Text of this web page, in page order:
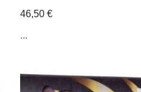
46,50 €
...